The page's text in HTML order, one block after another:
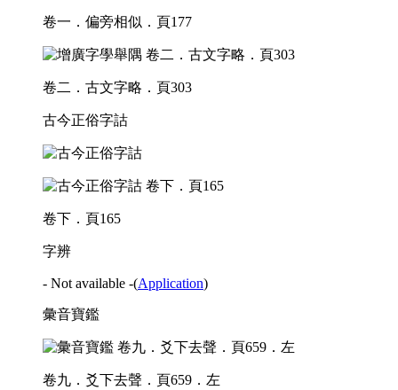
卷一．偏旁相似．頁177
卷二．古文字略．頁303
古今正俗字詁
卷下．頁165
字辨
- Not available -(Application)
彙音寶鑑
卷九．爻下去聲．頁659．左